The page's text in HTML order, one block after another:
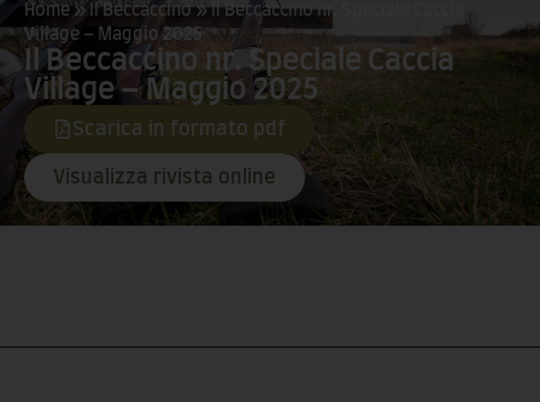
Home» Il Beccaccino»Il Beccaccino nr. Speciale Caccia
Village – Maggio 2025
Il Beccaccino nr. Speciale Caccia
Village – Maggio 2025
Scarica in formato pdf
Visualizza rivista online